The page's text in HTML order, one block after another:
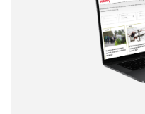
Correo electrónico
Tipo de comentario